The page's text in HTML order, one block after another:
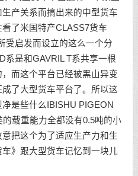
产关系而搞出来的中型货车
了米国特产CLASS7货车
受启发而设立的这么一个分
系是和GAVRIL T系共享一根
而这个平台已经被黑山异变
了大型货车平台了。所以这
是些什么IBISHU PIGEON
载重能力全都没有0.5吨的小
把这个为了适应生产力和生
》跟大型货车记忆到一块儿